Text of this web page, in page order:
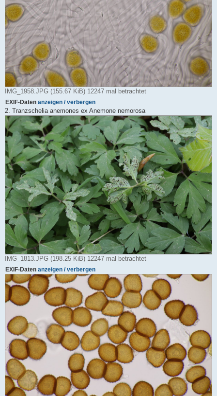
IMG_1958.JPG (155.67 KiB) 12247 mal betrachtet
EXIF-Daten anzeigen / verbergen
2. Tranzschelia anemones ex Anemone nemorosa
IMG_1813.JPG (198.25 KiB) 12247 mal betrachtet
EXIF-Daten anzeigen / verbergen